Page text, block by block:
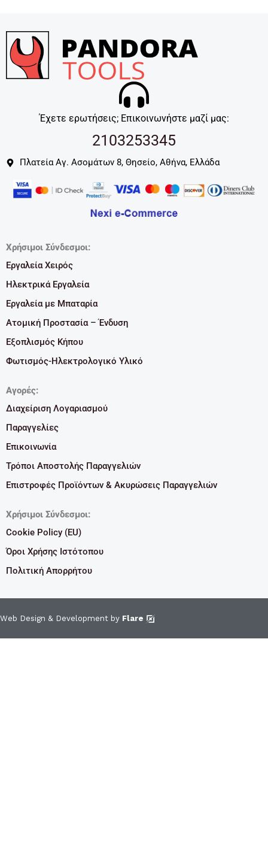
Έχετε ερωτήσεις; Επικοινωνήστε μαζί μας:
2103253345
Πλατεία Αγ. Ασομάτων 8, Θησείο, Αθήνα, Ελλάδα
Χρήσιμοι Σύνδεσμοι:
Εργαλεία Χειρός
Ηλεκτρικά Εργαλεία
Εργαλεία με Μπαταρία
Ατομική Προστασία – Ένδυση
Εξοπλισμός Κήπου
Φωτισμός-Ηλεκτρολογικό Υλικό
Αγορές:
Διαχείριση Λογαριασμού
Παραγγελίες
Επικοινωνία
Τρόποι Αποστολής Παραγγελιών
Επιστροφές Προϊόντων & Ακυρώσεις Παραγγελιών
Χρήσιμοι Σύνδεσμοι:
Cookie Policy (EU)
Όροι Χρήσης Ιστότοπου
Πολιτική Απορρήτου
Web Design & Development by Flare